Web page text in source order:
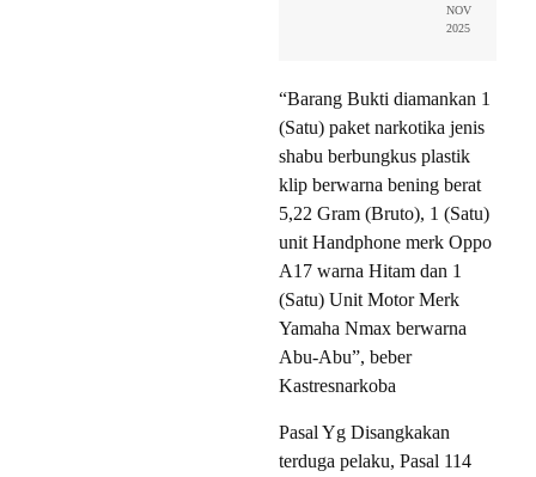
NOV
2025
“Barang Bukti diamankan 1
(Satu) paket narkotika jenis
shabu berbungkus plastik
klip berwarna bening berat
5,22 Gram (Bruto), 1 (Satu)
unit Handphone merk Oppo
A17 warna Hitam dan 1
(Satu) Unit Motor Merk
Yamaha Nmax berwarna
Abu-Abu”, beber
Kastresnarkoba
Pasal Yg Disangkakan
terduga pelaku, Pasal 114